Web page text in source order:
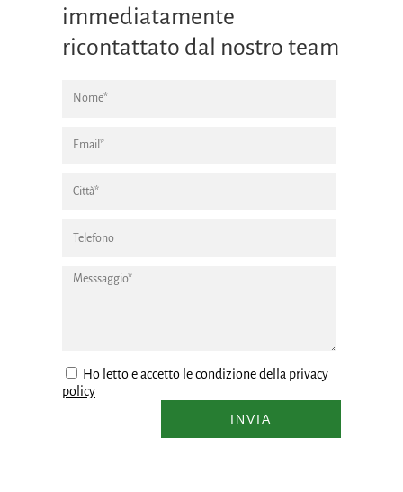
immediatamente
ricontattato dal nostro team
Ho letto e accetto le condizione della privacy
policy
INVIA